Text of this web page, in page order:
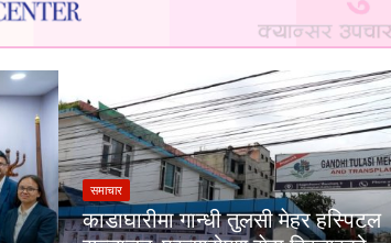
समाचार
काडाघारीमा गान्धी तुलसी मेहर हस्पिटल